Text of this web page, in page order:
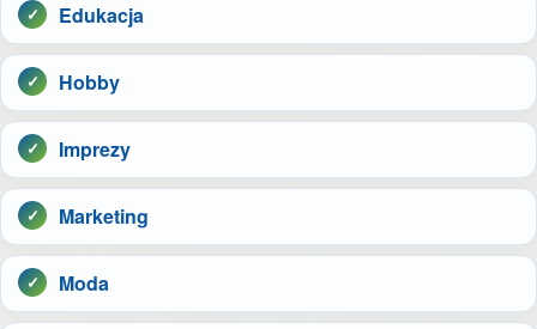
Edukacja
Hobby
Imprezy
Marketing
Moda